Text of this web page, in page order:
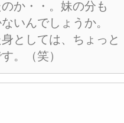
か・・。妹の分も
いんでしょうか。
としては、ちょっと
。（笑）